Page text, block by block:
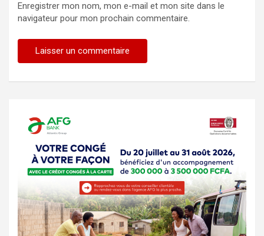
Enregistrer mon nom, mon e-mail et mon site dans le
navigateur pour mon prochain commentaire.